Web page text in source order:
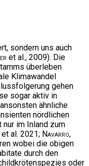
sondern uns auch
et al., 2009). Die
überleben
Klimawandel
gehen
sogar aktiv in
ähnliche
nördlichen
im Inland zum
et al. 2021; Navarro,
wobei die obigen
durch den
oder